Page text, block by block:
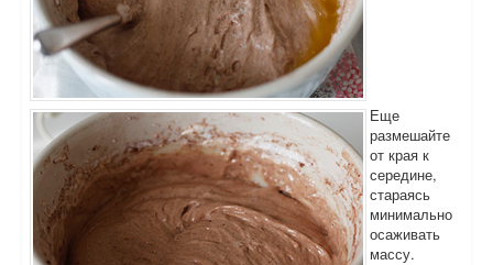
Еще
размешайте
от края к
середине,
стараясь
минимально
осаживать
массу.